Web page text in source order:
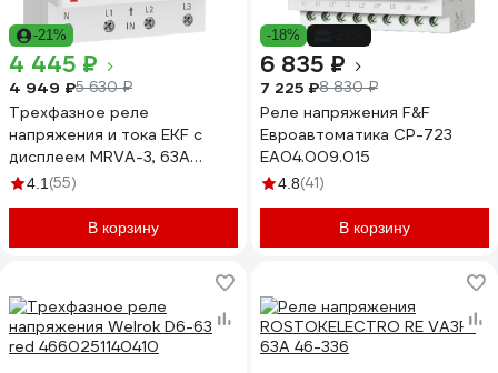
-21%
4 445 ₽
4 949 ₽5 630 ₽
Трехфазное реле
напряжения и тока EKF с
дисплеем MRVA-3, 63A
MRVA-3-63A
4.1 (55)
В корзину
-18%
6 835 ₽
7 225 ₽8 830 ₽
Реле напряжения F&F
Евроавтоматика CP-723
EA04.009.015
4.8(41)
В корзину